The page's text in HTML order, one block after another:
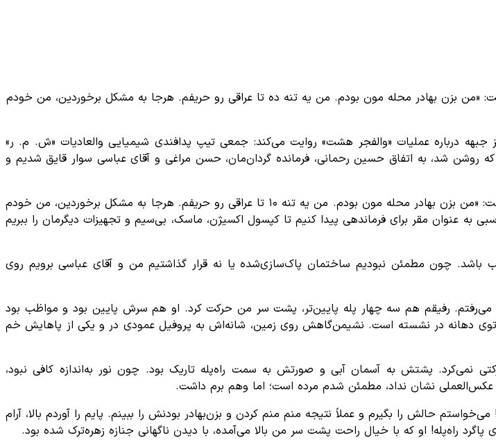
بزن بهادر محله مون بودم. من یه تنه ده تا عراقی رو حریفم. هرجا به مشکل برخوردین، من خودم
جبهه درباره عملیات «والفجر هشت» روایت می‌کند: جمعی تیپ پدافندی شیمیایی والعادیات «ش. م. ر»
هوا که روشن شد، به اتفاق حسین رحمانی، فرمانده گردان‌مان، حسن مراغی و آقای عباسی سوار قایق شدیم و
عباسی، بچه تهران و از آن خالی‌بند‌های هفت‌خط بود! خیلی هم قمپز در می‌کرد. همیشه می‌گفت: «من بزن بهادر محله مون بودم. من یه تنه ۱۰ تا عراقی رو حریفم. هرجا به مشکل برخوردین، من خودم
عنوان مقر برای فرماندهی پیدا کنیم تا کپسول اکسیژن، ماسک، بی‌سیم و تجهیزات دیگرمان را ببریم
چون مطمئن نبودیم ساختمان پاک‌سازی‌شده یا نه قرار گذاشتیم من و آقای عباسی برویم روی
می‌رفتم. رفیقم هم سه چهار پله پایین‌تر، پشت سر من حرکت کرد. او هم سرش پایین بود و مواظب بود
توی دهانه در نشسته است. نشیمن‌گاهش روی زمین، شانه‌اش به پروفیل عمودی در و یکی از پاهایش خم
نمی‌کرد. پشتش به آسمان آبی و صورتش به سمت راه‌پله تاریک بود. چون نور به‌اندازه کافی نبود،
نشان نداد، مطمئن شدم مرده است؛ اما وهم برم داشت.
حالش را بگیرم و عملاً نتیجه منم منم کردن و بزن‌بهادر بودنش را ببینم. پایم را آوردم بالا، آرام
راه‌پله! او که با خیال راحت پشت سر من بالا می‌آمده، با دیدن ناگهانی جنازه زهره‌ترک شده بود.